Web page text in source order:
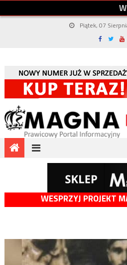
W
Piątek, 07
WESPRZYJ PROJEKT